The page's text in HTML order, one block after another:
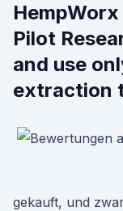
Pilot
and use
extraction
gekauft, und